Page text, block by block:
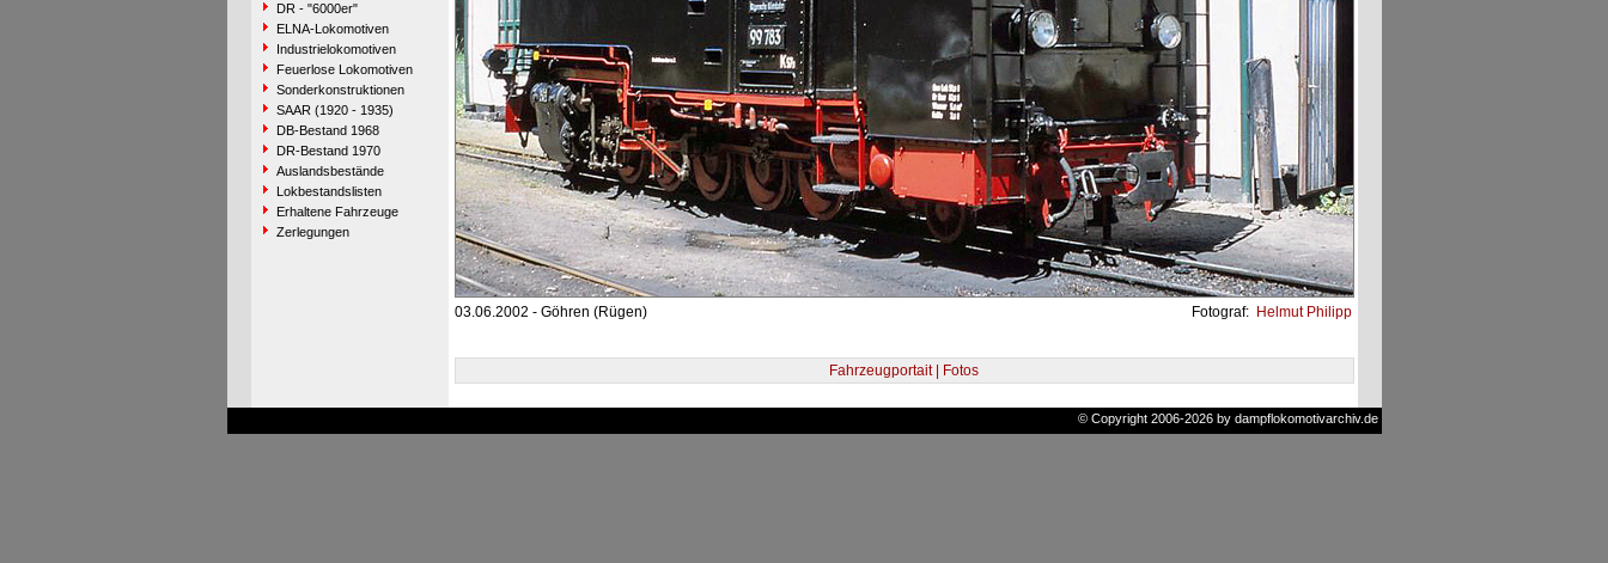
DR - "6000er"
ELNA-Lokomotiven
Industrielokomotiven
Feuerlose Lokomotiven
Sonderkonstruktionen
SAAR (1920 - 1935)
DB-Bestand 1968
DR-Bestand 1970
Auslandsbestände
Lokbestandslisten
Erhaltene Fahrzeuge
Zerlegungen
03.06.2002 - Göhren (Rügen) Fotograf: Helmut Philipp
Fahrzeugportait | Fotos
© Copyright 2006-2026 by dampflokomotivarchiv.de